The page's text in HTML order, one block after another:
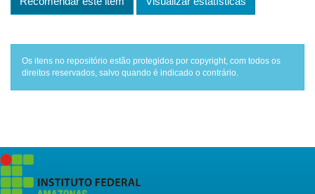
Os itens no repositório estão protegidos por copyright, com todos os
direitos reservados, salvo quando é indicado o contrário.